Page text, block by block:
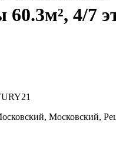
60.3м², 4/7
Московский,